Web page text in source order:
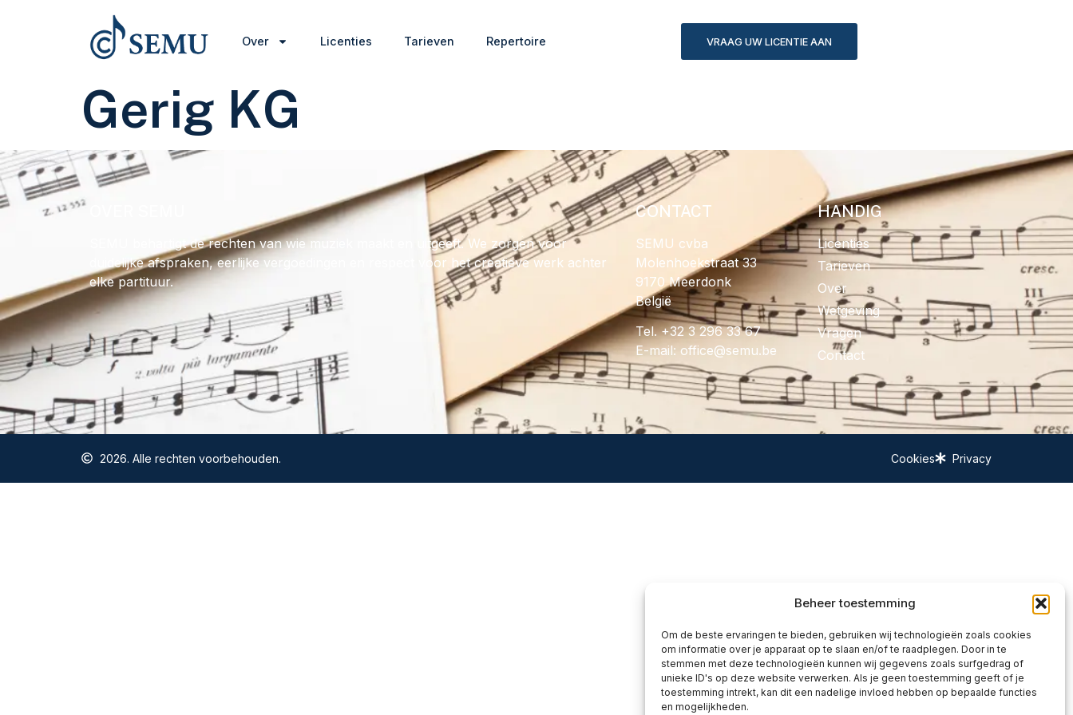
Beheer toestemming
Om de beste ervaringen te bieden, gebruiken wij technologieën zoals cookies
om informatie over je apparaat op te slaan en/of te raadplegen. Door in te
stemmen met deze technologieën kunnen wij gegevens zoals surfgedrag of
unieke ID's op deze website verwerken. Als je geen toestemming geeft of je
toestemming intrekt, kan dit een nadelige invloed hebben op bepaalde functies
en mogelijkheden.
Over Licenties Tarieven Repertoire VRAAG UW LICENTIE AAN
Gerig KG
SEMU behartigt de rechten van wie muziek maakt en uitgeeft. We zorgen voor
duidelijke afspraken, eerlijke vergoedingen en respect voor het creatieve werk achter
elke partituur.
CONTACT
SEMU cvba
Molenhoekstraat 33
9170 Meerdonk
België
Tel. +32 3 296 33 67
E-mail:
eb.umes
@eciffo
HANDIG
Licenties
Tarieven
Over
Wetgeving
Vragen
Contact
2026. Alle rechten voorbehouden. Cookies Privacy